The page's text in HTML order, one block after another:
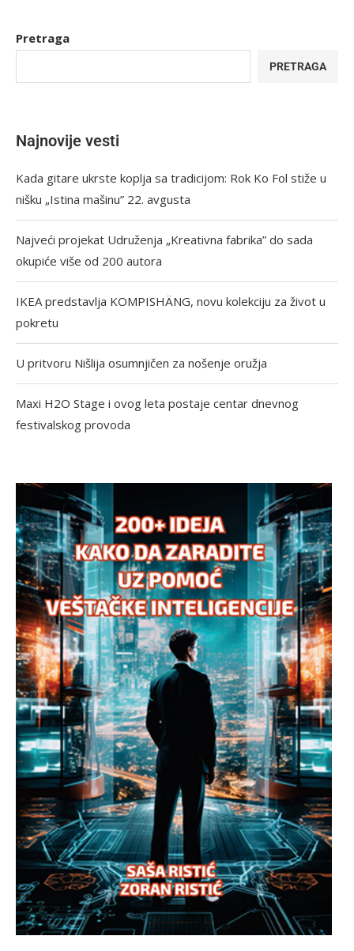
Pretraga
PRETRAGA
Najnovije vesti
Kada gitare ukrste koplja sa tradicijom: Rok Ko Fol stiže u
nišku „Istina mašinu” 22. avgusta
Najveći projekat Udruženja „Kreativna fabrika” do sada
okupiće više od 200 autora
IKEA predstavlja KOMPISHÄNG, novu kolekciju za život u
pokretu
U pritvoru Nišlija osumnjičen za nošenje oružja
Maxi H2O Stage i ovog leta postaje centar dnevnog
festivalskog provoda